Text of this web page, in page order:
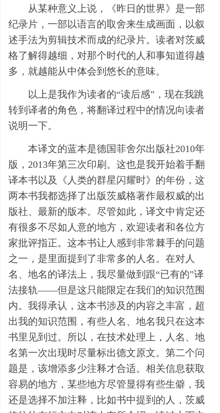
从某种意义上说，《昨日的世界》是一部
纪录片，一部以语言的取舍来生成画面，以叙
述手法为剪辑技术而成的纪录片。读者对茨威
格了解得越细，对那个时代的人和事知道得越
多，就越能从中体会到悠长的意味。
以上是我作为读者的“读后感”，现在我跳
转到译者的角色，将翻译过程中的情况向读者
说明一下。
本译文的蓝本是德国菲舍尔出版社2010年
版，2013年第三次印刷。这也是我开始着手翻
译本书以及《人类的群星闪耀时》的年份，这
两本书我都选择了出版茨威格著作最权威的出
版社、最新的版本。尽管如此，译文中肯定还
有很多不尽如人意的地方，欢迎读者和各位方
家批评指正。这本书让人感到非常棘手的问题
之一，是里面提到了非常多的人名。在对人
名、地名的译法上，我尽量做到跟“已有的”译
法接轨——但是这只能限定在我们的知识范围
内。我得承认，这本书涉及的内容之丰富，超
出我的知识范围，有些人名、地名我只在这本
书里见到过。所以，在技术处理上，人名、地
名第一次出现时尽量标出德文原文。第二个问
题是，该增添多少注释才合适。相关信息获取
容易的地方，某些地方尽管显得有些生僻，我
还是选择不加注释，比如书中提到的人，茨威